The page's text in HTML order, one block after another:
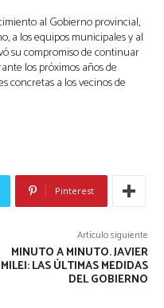
al Gobierno provincial,
a los equipos municipales y al
su compromiso de continuar
los próximos años de
concretas a los vecinos de
Pinterest
Artículo siguiente
MINUTO A MINUTO. JAVIER
MILEI: LAS ÚLTIMAS MEDIDAS
DEL GOBIERNO